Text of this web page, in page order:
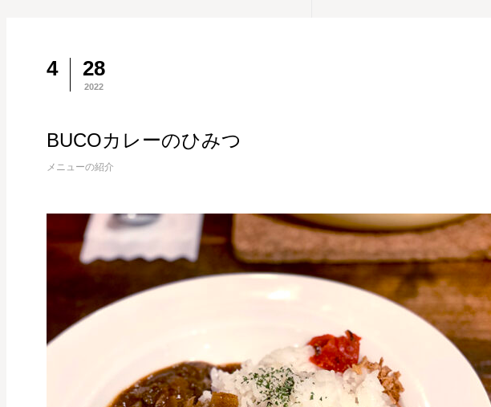
4 28
2022
BUCOカレーのひみつ
メニューの紹介